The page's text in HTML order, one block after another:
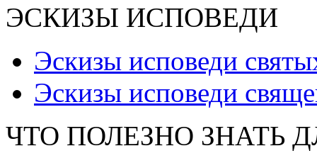
ЭСКИЗЫ ИСПОВЕДИ
Эскизы исповеди
Эскизы исповеди
ЧТО ПОЛЕЗНО ЗНАТЬ